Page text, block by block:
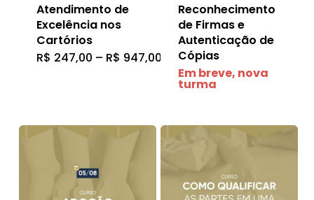
Atendimento de
Excelência nos
Cartórios
R$ 247,00 – R$ 947,00 Faixa
preço:
R$ 247,00
Este
várias
variantes.
opções
Reconhecimento
de Firmas e
Autenticação de
Cópias
Em breve, nova
turma